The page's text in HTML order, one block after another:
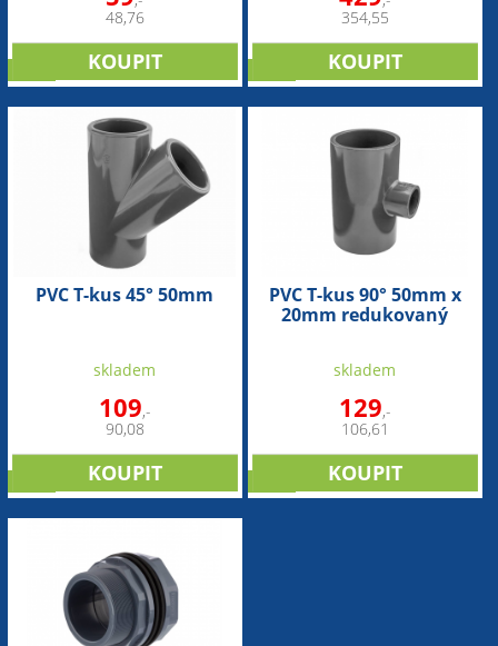
48,76
354,55
PVC T-kus 45° 50mm
skladem
109,-
90,08
PVC T-kus 90° 50mm x
20mm redukovaný
skladem
129,-
106,61